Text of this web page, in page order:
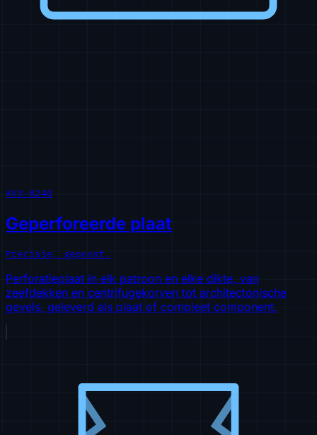
AVX-0240
Geperforeerde plaat
Precisie, geponst.
Perforatieplaat in elk patroon en elke dikte, van
zeefdekken en centrifugekorven tot architectonische
gevels, geleverd als plaat of compleet component.